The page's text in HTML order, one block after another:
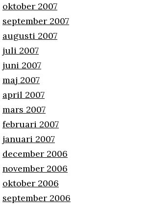
oktober 2007
september 2007
augusti 2007
juli 2007
juni 2007
maj 2007
april 2007
mars 2007
februari 2007
januari 2007
december 2006
november 2006
oktober 2006
september 2006